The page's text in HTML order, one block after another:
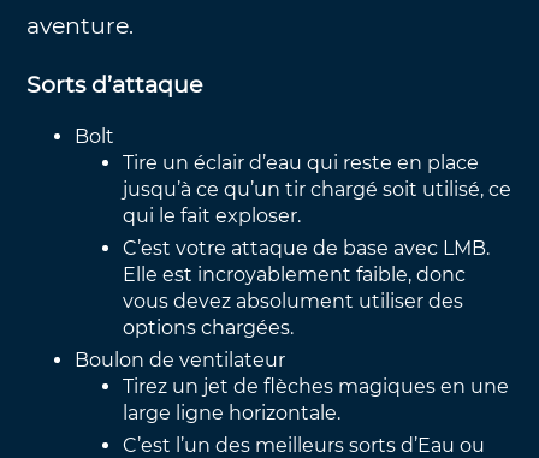
aventure.
Sorts d’attaque
Bolt
Tire un éclair d’eau qui reste en place
jusqu’à ce qu’un tir chargé soit utilisé, ce
qui le fait exploser.
C’est votre attaque de base avec LMB.
Elle est incroyablement faible, donc
vous devez absolument utiliser des
options chargées.
Boulon de ventilateur
Tirez un jet de flèches magiques en une
large ligne horizontale.
C’est l’un des meilleurs sorts d’Eau ou